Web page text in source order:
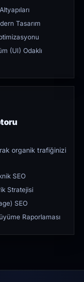
Tasarım
(UI) Odaklı
organik trafiğinizi
SEO
Stratejisi
SEO
Raporlaması